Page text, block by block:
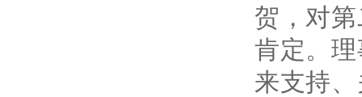
贺，对
肯定。
来支持